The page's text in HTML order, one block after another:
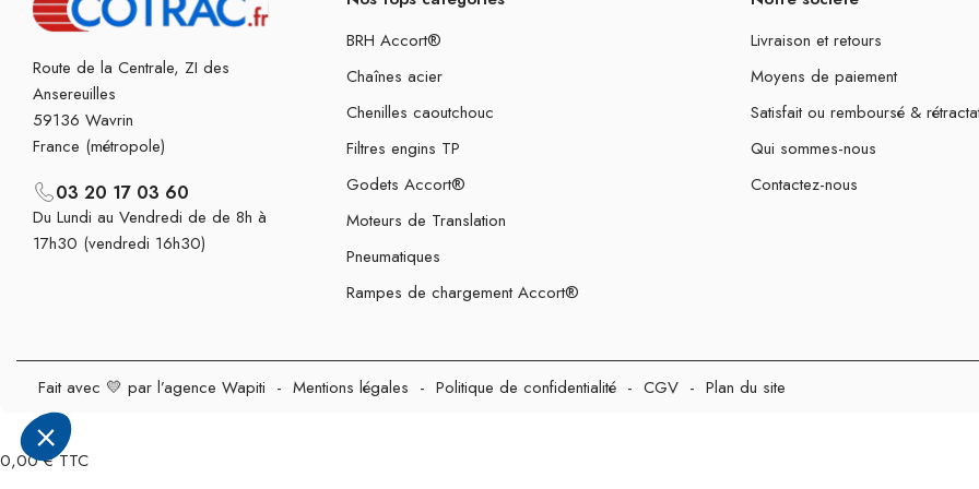
Route de la Centrale, ZI des
Ansereuilles
59136 Wavrin
France (métropole)
03 20 17 03 60
Du Lundi au Vendredi de de 8h à
17h30 (vendredi 16h30)
BRH Accort®
Chaînes acier
Chenilles caoutchouc
Filtres engins TP
Godets Accort®
Moteurs de Translation
Pneumatiques
Rampes de chargement Accort®
Livraison et retours
Moyens de paiement
Satisfait ou remboursé &
Qui sommes-nous
Contactez-nous
Fait avec 💛 par l’agence Wapiti - Mentions légales - Politique de confidentialité - CGV - Plan du site
0,00 € TTC